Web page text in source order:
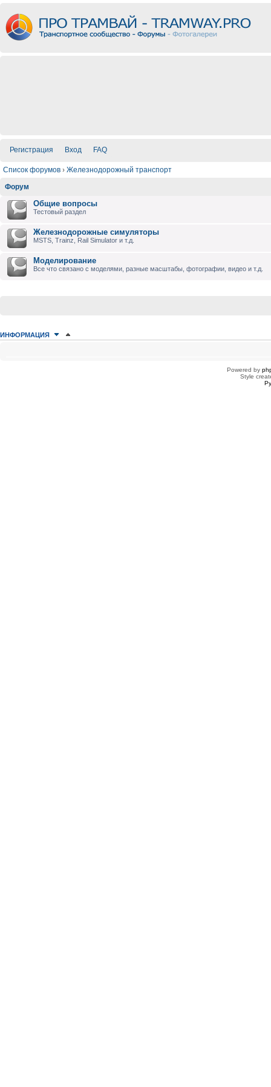
Регистрация Вход FAQ
Список форумов › Железнодорожный транспорт
Форум
Общие вопросы
Тестовый раздел
Железнодорожные симуляторы
MSTS, Trainz, Rail Simulator и т.д.
Моделирование
Все что связано с моделями, разные масштабы, фотографии, видео и т.д.
ИНФОРМАЦИЯ
Сейчас этот форум просматривают: нет зарегистрированных пользователейPowered by
Style